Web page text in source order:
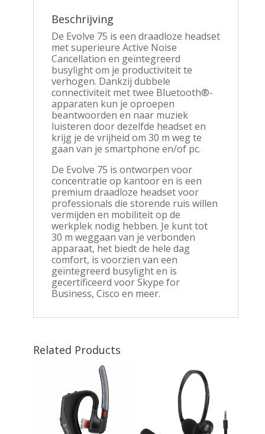
Beschrijving
De Evolve 75 is een draadloze headset
met superieure Active Noise
Cancellation en geïntegreerd
busylight om je productiviteit te
verhogen. Dankzij dubbele
connectiviteit met twee Bluetooth®-
apparaten kun je oproepen
beantwoorden en naar muziek
luisteren door dezelfde headset en
krijg je de vrijheid om 30 m weg te
gaan van je smartphone en/of pc.
De Evolve 75 is ontworpen voor
concentratie op kantoor en is een
premium draadloze headset voor
professionals die storende ruis willen
vermijden en mobiliteit op de
werkplek nodig hebben. Je kunt tot
30 m weggaan van je verbonden
apparaat, het biedt de hele dag
comfort, is voorzien van een
geïntegreerd busylight en is
gecertificeerd voor Skype for
Business, Cisco en meer.
Related Products